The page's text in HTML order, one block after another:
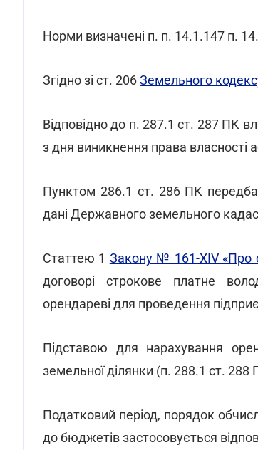
Норми визначені п. п. 14.1.147 п.
Згідно зі ст. 206Земельного
Відповідно до п. 287.1 ст. 287 ПК
з дня виникнення права
Пунктом 286.1 ст. 286 ПК
дані Державного земельного
Статтею 1 Закону № 161-XIV «Про
договорі строкове платне
орендареві для проведення
Підставою для нарахування
земельної ділянки (п. 288.1 ст. 288
Податковий період, порядок
до бюджетів застосовується